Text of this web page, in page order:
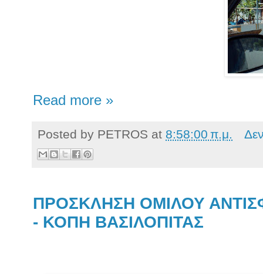
Read more »
Posted by PETROS at 8:58:00 π.μ.
ΠΡΟΣΚΛΗΣΗ ΟΜΙΛΟΥ
- ΚΟΠΗ ΒΑΣΙΛΟΠΙΤΑΣ